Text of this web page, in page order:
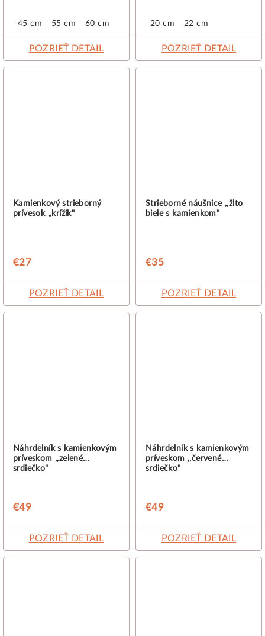
45 cm 55 cm 60 cm
POZRIEŤ DETAIL
20 cm 22 cm
POZRIEŤ DETAIL
Kamienkový strieborný
prívesok ,,krížik"
€27
POZRIEŤ DETAIL
Strieborné náušnice ,,žlto
biele s kamienkom"
€35
POZRIEŤ DETAIL
Náhrdelník s kamienkovým
príveskom ,,zelené
srdiečko"
€49
POZRIEŤ DETAIL
Náhrdelník s kamienkovým
príveskom ,,červené
srdiečko"
€49
POZRIEŤ DETAIL